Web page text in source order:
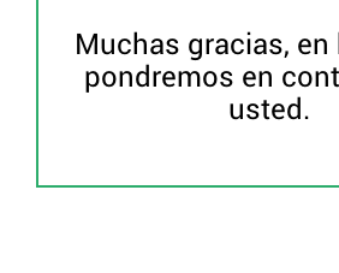
Muchas gracias, en
pondremos en
usted.